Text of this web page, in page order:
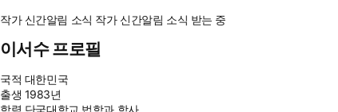
작가 신간알림 소식 작가 신간알림 소식 받는 중
이서수 프로필
국적 대한민국
출생 1983년